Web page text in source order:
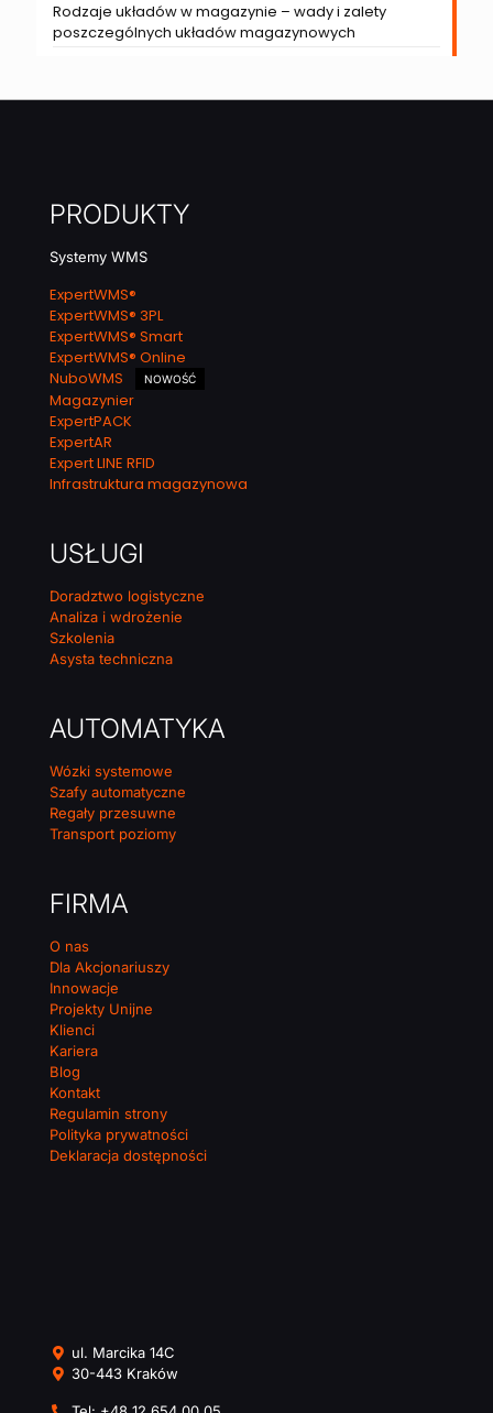
Rodzaje układów w magazynie – wady i zalety
poszczególnych układów magazynowych
PRODUKTY
Systemy WMS
ExpertWMS®
ExpertWMS® 3PL
ExpertWMS® Smart
ExpertWMS® Online
NuboWMS
NOWOŚĆ
Magazynier
ExpertPACK
ExpertAR
Expert LINE RFID
Infrastruktura magazynowa
USŁUGI
Doradztwo logistyczne
Analiza i wdrożenie
Szkolenia
Asysta techniczna
AUTOMATYKA
Wózki systemowe
Szafy automatyczne
Regały przesuwne
Transport poziomy
FIRMA
O nas
Dla Akcjonariuszy
Innowacje
Projekty Unijne
Klienci
Kariera
Blog
Kontakt
Regulamin strony
Polityka prywatności
Deklaracja dostępności
ul. Marcika 14C
30-443 Kraków